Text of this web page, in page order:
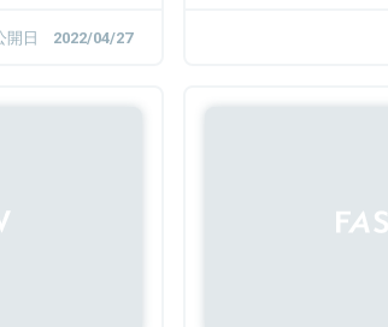
開日 2022/04/27